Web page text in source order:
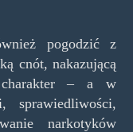
pogodzić z
cnót, nakazującą
charakter – a w
sprawiedliwości,
narkotyków